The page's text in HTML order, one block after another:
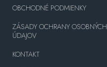
OBCHODNÉ PODMIENKY
ZÁSADY OCHRANY OSOBNÝCH
ÚDAJOV
KONTAKT